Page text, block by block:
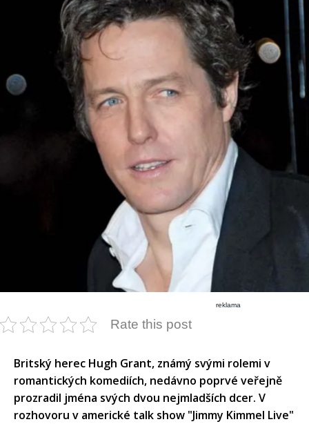
reklama
Rate this post
Britský herec Hugh Grant, známý svými rolemi v
romantických komediích, nedávno poprvé veřejně
prozradil jména svých dvou nejmladších dcer. V
rozhovoru v americké talk show "Jimmy Kimmel Live"